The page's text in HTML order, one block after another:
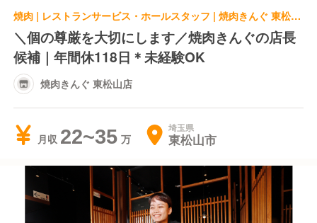
焼肉 | レストランサービス・ホールスタッフ | 焼肉きんぐ 東松山店
＼個の尊厳を大切にします／焼肉きんぐの店長
候補｜年間休118日＊未経験OK
焼肉きんぐ 東松山店
月収 22~35 埼玉県
東松山市